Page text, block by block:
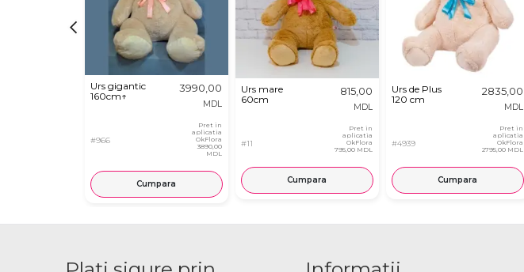
Urs gigantic
160cm↑
#966
3990,00
MDL
Pret in
aplicatia
OkFlora
3890,00
MDL
Cumpara
Urs mare
60cm
#11
815,00
MDL
Pret in
aplicatia
OkFlora
795,00 MDL
Cumpara
Urs de Plus
120 cm
#4939
2835,00
MDL
Pret in
aplicatia
OkFlora
2795,00 MDL
Cumpara